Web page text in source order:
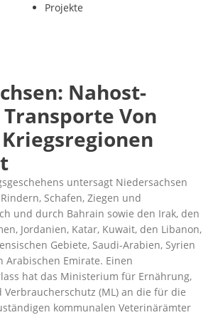
Projekte
Nahost-
Von
untersagt Niedersachsen
Schafen, Ziegen und
und durch Bahrain sowie den Irak, den
Jordanien, Katar, Kuwait, den Libanon,
Gebiete, Saudi-Arabien, Syrien
Arabischen Emirate. Einen
hat das Ministerium für Ernährung,
(ML) an die für die
kommunalen Veterinärämter